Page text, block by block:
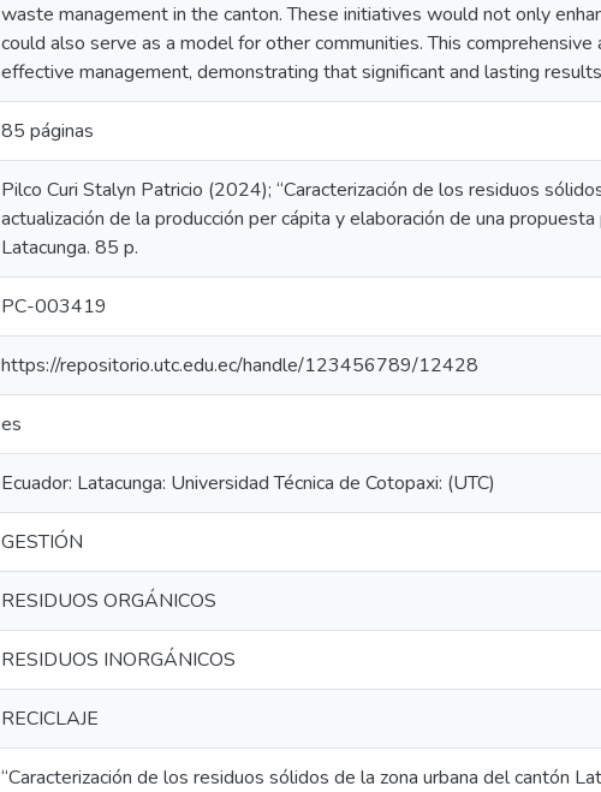
waste management in the canton. These initiatives would not only
could also serve as a model for other communities. This
effective management, demonstrating that significant and lasting
85 páginas
Pilco Curi Stalyn Patricio (2024); “Caracterización de los residuos
actualización de la producción per cápita y elaboración de una
Latacunga. 85 p.
PC-003419
https://repositorio.utc.edu.ec/handle/123456789/12428
es
Ecuador: Latacunga: Universidad Técnica de Cotopaxi: (UTC)
GESTIÓN
RESIDUOS ORGÁNICOS
RESIDUOS INORGÁNICOS
RECICLAJE
“Caracterización de los residuos sólidos de la zona urbana del cantón